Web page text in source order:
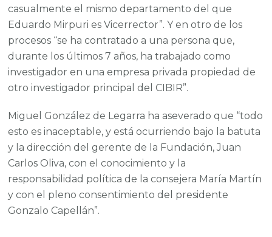
casualmente el mismo departamento del que
Eduardo Mirpuri es Vicerrector”. Y en otro de los
procesos “se ha contratado a una persona que,
durante los últimos 7 años, ha trabajado como
investigador en una empresa privada propiedad de
otro investigador principal del CIBIR”.
Miguel González de Legarra ha aseverado que “todo
esto es inaceptable, y está ocurriendo bajo la batuta
y la dirección del gerente de la Fundación, Juan
Carlos Oliva, con el conocimiento y la
responsabilidad política de la consejera María Martín
y con el pleno consentimiento del presidente
Gonzalo Capellán”.